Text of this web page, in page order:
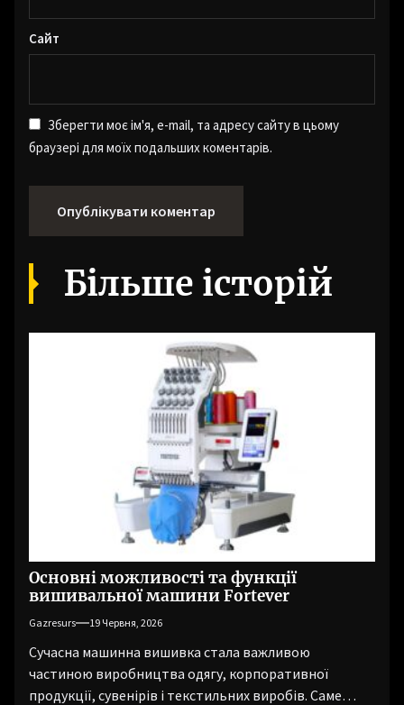
Сайт
Зберегти моє ім'я, e-mail, та адресу сайту в цьому
браузері для моїх подальших коментарів.
Більше історій
Основні можливості та функції
вишивальної машини Fortever
Gazresurs 19 Червня, 2026
Сучасна машинна вишивка стала важливою
частиною виробництва одягу, корпоративної
продукції, сувенірів і текстильних виробів. Саме